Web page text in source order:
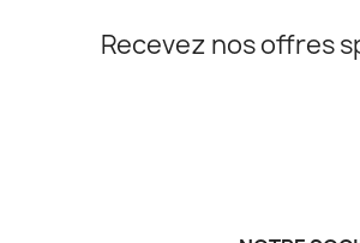
Recevez nos offres